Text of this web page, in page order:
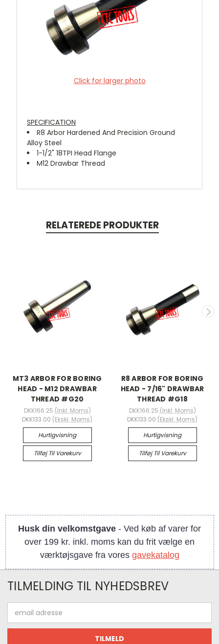
Click for larger photo
SPECIFICATION
R8 Arbor Hardened And Precision Ground
Alloy Steel
1-1/2" 18TPI Head Flange
M12 Drawbar Thread
RELATEREDE PRODUKTER
MT3 ARBOR FOR BORING
HEAD - M12 DRAWBAR
THREAD #G20
DKK166.25 (Inkl. Moms)
DKK133.00 (Ekskl. Moms)
Hurtigvisning
Tilføj Til Varekurv
R8 ARBOR FOR BORING
HEAD - 7/16" DRAWBAR
THREAD #G18
DKK166.25 (Inkl. Moms)
DKK133.00 (Ekskl. Moms)
Hurtigvisning
Tilføj Til Varekurv
Husk din velkomstgave - Ved køb af varer for
over 199 kr. inkl. moms kan du frit vælge en
værktøjsgave fra vores gavekatalog
TILMELDING TIL NYHEDSBREV
adresse